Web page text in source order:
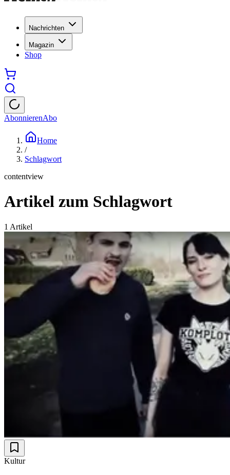
Nachrichten
Magazin
Shop
AbonnierenAbo
Home
/
Schlagwort
contentview
Artikel zum Schlagwort
1 Artikel
Kultur